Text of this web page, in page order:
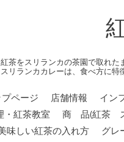
茶をスリランカの茶園で取れた
スリランカカレーは、食べ方に特
プページ 店舗情報 イン
・紅茶教室
商 品(紅茶
味しい紅茶の入れ方
グレ